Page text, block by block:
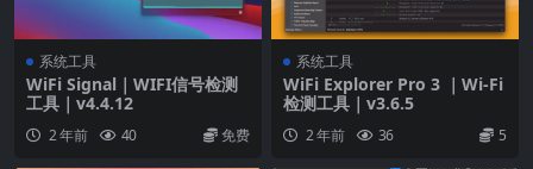
系统工具
WiFi Signal｜WIFI信号检测
工具｜v4.4.12
2 年前 40 免费
系统工具
WiFi Explorer Pro 3 ｜Wi-Fi
检测工具｜v3.6.5
2 年前 36 5